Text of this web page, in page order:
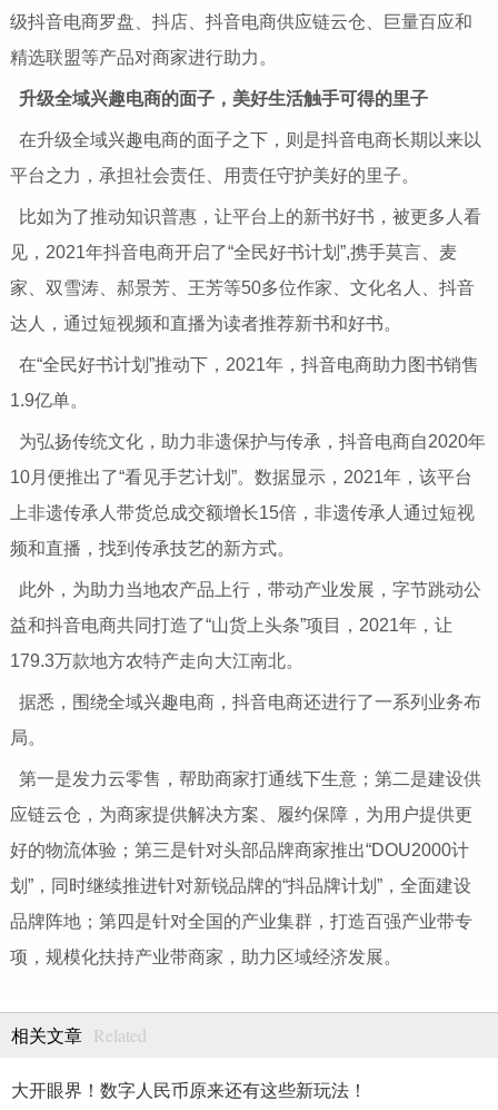
级抖音电商罗盘、抖店、抖音电商供应链云仓、巨量百应和
精选联盟等产品对商家进行助力。
升级全域兴趣电商的面子，美好生活触手可得的里子
在升级全域兴趣电商的面子之下，则是抖音电商长期以来以
平台之力，承担社会责任、用责任守护美好的里子。
比如为了推动知识普惠，让平台上的新书好书，被更多人看
见，2021年抖音电商开启了“全民好书计划”,携手莫言、麦
家、双雪涛、郝景芳、王芳等50多位作家、文化名人、抖音
达人，通过短视频和直播为读者推荐新书和好书。
在“全民好书计划”推动下，2021年，抖音电商助力图书销售
1.9亿单。
为弘扬传统文化，助力非遗保护与传承，抖音电商自2020年
10月便推出了“看见手艺计划”。数据显示，2021年，该平台
上非遗传承人带货总成交额增长15倍，非遗传承人通过短视
频和直播，找到传承技艺的新方式。
此外，为助力当地农产品上行，带动产业发展，字节跳动公
益和抖音电商共同打造了“山货上头条”项目，2021年，让
179.3万款地方农特产走向大江南北。
据悉，围绕全域兴趣电商，抖音电商还进行了一系列业务布
局。
第一是发力云零售，帮助商家打通线下生意；第二是建设供
应链云仓，为商家提供解决方案、履约保障，为用户提供更
好的物流体验；第三是针对头部品牌商家推出“DOU2000计
划”，同时继续推进针对新锐品牌的“抖品牌计划”，全面建设
品牌阵地；第四是针对全国的产业集群，打造百强产业带专
项，规模化扶持产业带商家，助力区域经济发展。
相关文章 Related
大开眼界！数字人民币原来还有这些新玩法！